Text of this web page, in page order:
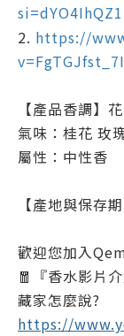
2. https://
【產品香調】
氣味：桂花 玫
屬性：中性香
【產地與保存
歡迎您加入
🧧『香水影片
藏家怎麼說?
https://